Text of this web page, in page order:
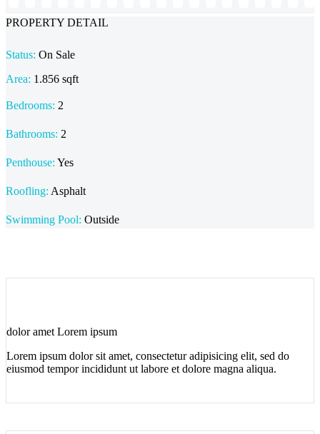
PROPERTY DETAIL
Status: On Sale
Area: 1.856 sqft
Bedrooms: 2
Bathrooms: 2
Penthouse: Yes
Roofling: Asphalt
Swimming Pool: Outside
dolor amet Lorem ipsum
Lorem ipsum dolor sit amet, consectetur adipisicing elit, sed do
eiusmod tempor incididunt ut labore et dolore magna aliqua.